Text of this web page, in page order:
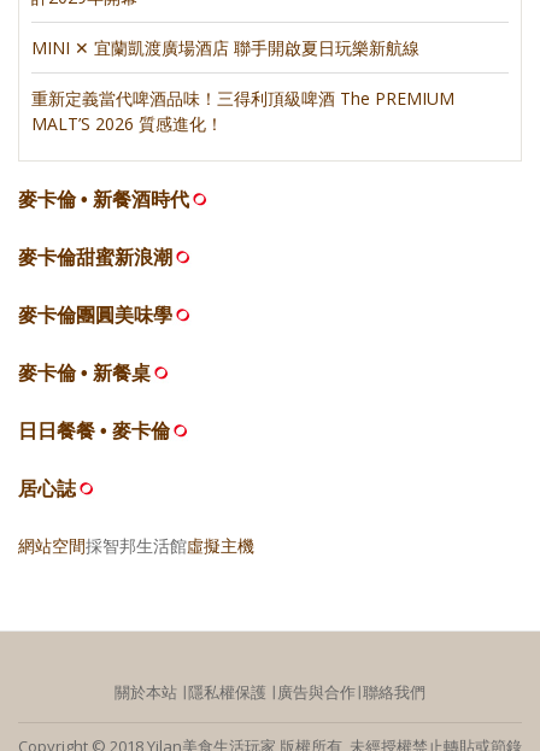
MINI ✕ 宜蘭凱渡廣場酒店 聯手開啟夏日玩樂新航線
重新定義當代啤酒品味！三得利頂級啤酒 The PREMIUM
MALT’S 2026 質感進化！
麥卡倫 • 新餐酒時代
麥卡倫甜蜜新浪潮
麥卡倫團圓美味學
麥卡倫 • 新餐桌
日日餐餐 • 麥卡倫
居心誌
網站空間採智邦生活館虛擬主機
關於本站 ∣隱私權保護 ∣廣告與合作∣聯絡我們